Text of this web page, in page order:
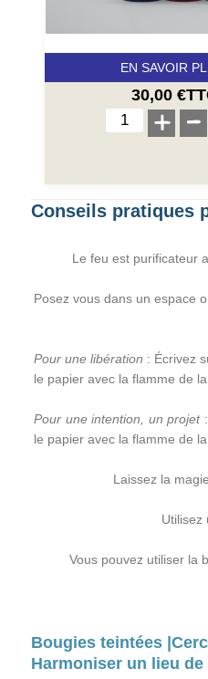
EN SAVOIR
30,00
Conseils pratiques
Le feu est purificateur
Posez vous dans un espace
Pour une libération : Écrivez
le papier avec la flamme de
Pour une intention, un projet:
le papier avec la flamme de
Laissez la
Utilisez
Vous pouvez utiliser la
Bougies teintées |
Harmoniser un lieu de